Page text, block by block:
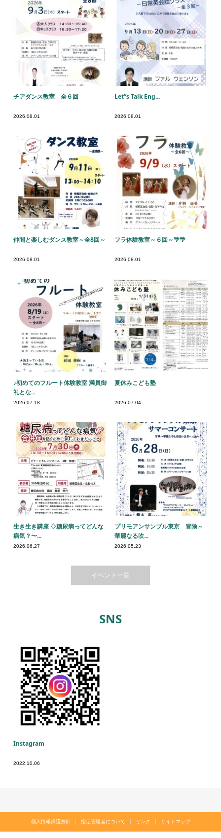
チアダンス教室 全６回
2026.08.01
Let”s Talk Eng...
2026.08.01
仲間と楽しむダンス教室～全8回～
2026.08.01
フラ体験教室～６回～🌴🌴
2026.08.01
♪初めてのフルート体験教室 満員御
礼とな...
2026.07.18
夏休みこども塾
2026.07.04
生き生き講座 ♢糖尿病ってどんな
病気？〜...
2026.06.27
プリモアンサンブル東京 冒険～
華麗なる吹...
2026.05.23
イベント一覧
SNS
Instagram
2022.10.06
個人情報保護方針 指定管理者について リンク サイトマップ